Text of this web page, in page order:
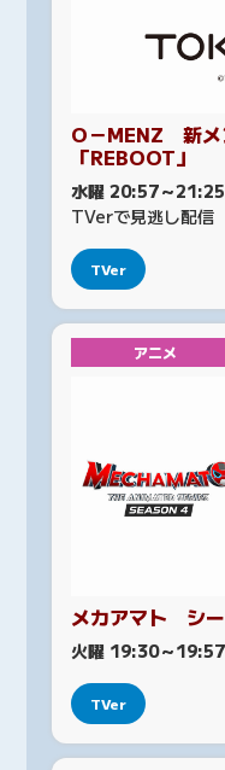
O－MENZ 新メ
「REBOOT」
水曜 20:57～21:25
TVerで見逃し配信
TVer
アニメ
メカアマト シー
火曜 19:30～19:57
TVer